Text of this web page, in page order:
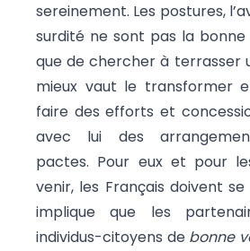
sereinement. Les postures,
surdité ne sont pas la
que de chercher à terrasser
mieux vaut le transformer
faire des efforts et
avec lui des
pactes. Pour eux et pour
venir, les Français doivent se
implique que les
individus-citoyens de bonne